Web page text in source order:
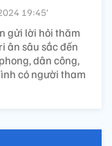
19:45’
gửi lời hỏi thăm
ân sâu sắc đến
dân công,
có người tham